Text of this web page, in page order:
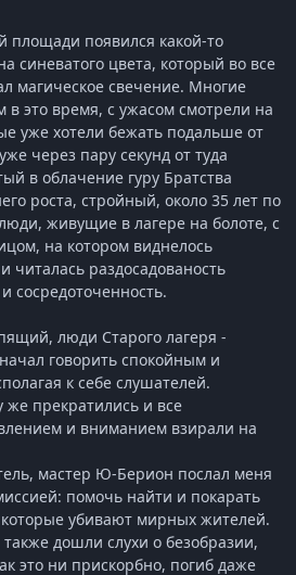
площади появился какой-то
синеватого цвета, который во все
магическое свечение. Многие
это время, с ужасом смотрели на
уже хотели бежать подальше от
через пару секунд от туда
в облачение гуру Братства
роста, стройный, около 35 лет по
живущие в лагере на болоте, с
на котором виднелось
читалась раздосадованость
сосредоточенность.
люди Старого лагеря -
говорить спокойным и
к себе слушателей.
же прекратились и все
и вниманием взирали на
мастер Ю-Берион послал меня
помочь найти и покарать
убивают мирных жителей.
дошли слухи о безобразии,
это ни прискорбно, погиб даже